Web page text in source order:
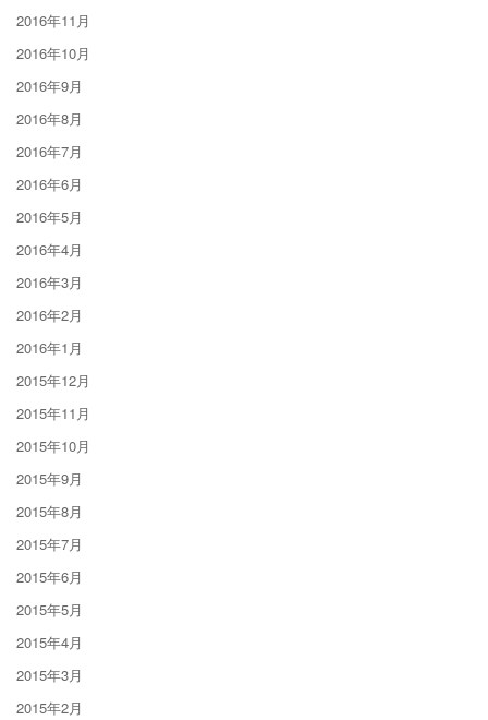
2016年11月
2016年10月
2016年9月
2016年8月
2016年7月
2016年6月
2016年5月
2016年4月
2016年3月
2016年2月
2016年1月
2015年12月
2015年11月
2015年10月
2015年9月
2015年8月
2015年7月
2015年6月
2015年5月
2015年4月
2015年3月
2015年2月